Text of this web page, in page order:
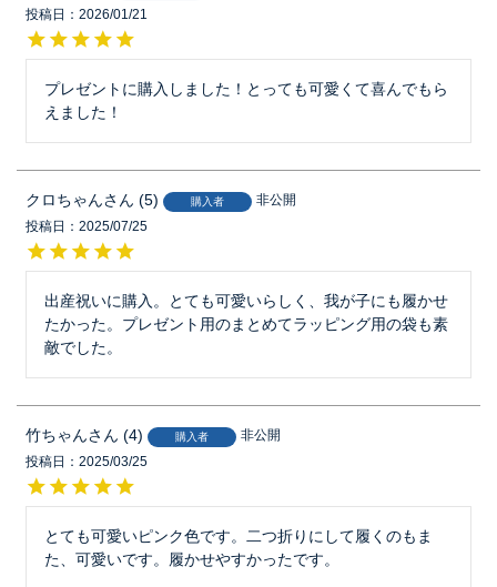
投稿日
2026/01/21
プレゼントに購入しました！とっても可愛くて喜んでもら
えました！
クロちゃん 5 購入者
非公開
投稿日
2025/07/25
出産祝いに購入。とても可愛いらしく、我が子にも履かせ
たかった。プレゼント用のまとめてラッピング用の袋も素
敵でした。
竹ちゃん 4 購入者
非公開
投稿日
2025/03/25
とても可愛いピンク色です。二つ折りにして履くのもま
た、可愛いです。履かせやすかったです。